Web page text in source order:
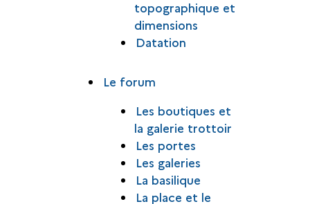
topographique et
dimensions
Datation
Le forum
Les boutiques et
la galerie trottoir
Les portes
Les galeries
La basilique
La place et le